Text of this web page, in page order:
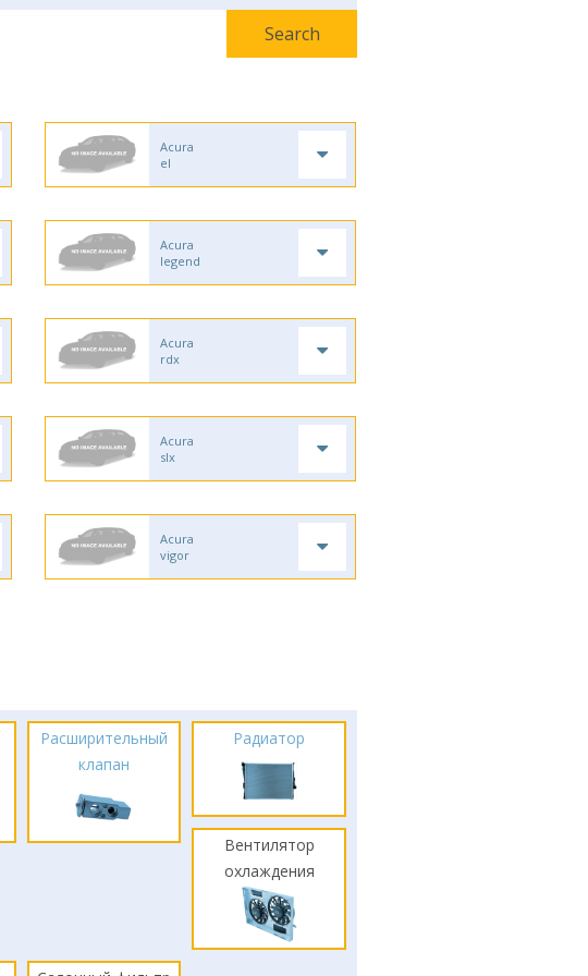
Acura
el
Acura
legend
Acura
rdx
Acura
slx
Acura
vigor
Расширительный
клапан
Радиатор
Вентилятор
охлаждения